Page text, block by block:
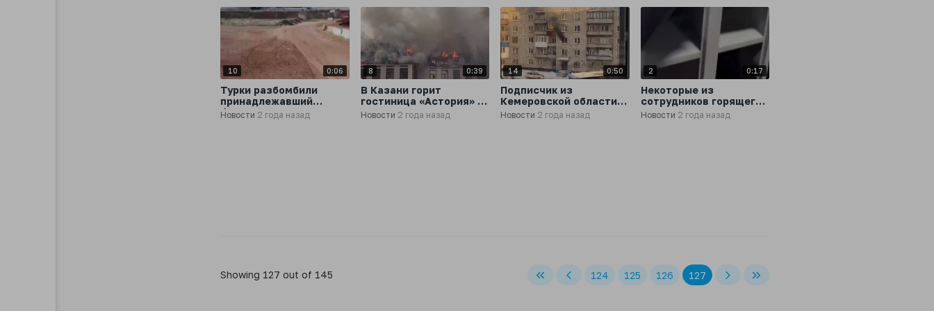
10 0:06
Турки разбомбили
принадлежавший
Франции завод
«Лафарж» в Сирии
Новости 2 года назад
8 0:39
В Казани горит
гостиница «Астория» -
дым виден за
несколько километров
Новости 2 года назад
14 0:50
Подписчик из
Кемеровской области
прислал шокирующее
Новости 2 года назад
2 0:17
Некоторые из
сотрудников горящего
склада утверждают,
что их не выпускали
Новости 2 года назад
Showing 127 out of 145 124 125 126 127